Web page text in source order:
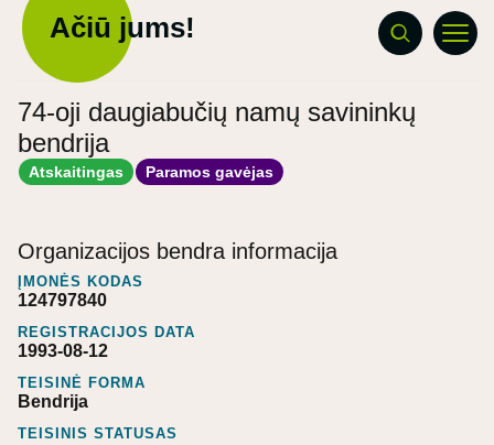
Ačiū jums!
74-oji daugiabučių namų savininkų
bendrija
Atskaitingas Paramos gavėjas
Organizacijos bendra informacija
ĮMONĖS KODAS
124797840
REGISTRACIJOS DATA
1993-08-12
TEISINĖ FORMA
Bendrija
TEISINIS STATUSAS